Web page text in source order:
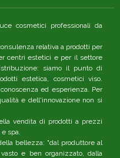
cosmetici professionali da
relativa a prodotti per
centri estetici e per il settore
siamo il punto di
estetica, cosmetici viso.
ed esperienza. Per
e dell'innovazione non si
vendita di prodotti a prezzi
spa.
bellezza: "dal produttore al
e ben organizzato, dalla